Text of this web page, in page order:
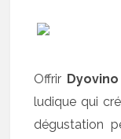
Offrir Dyovino
ludique qui
dégustation